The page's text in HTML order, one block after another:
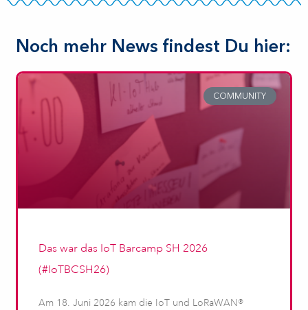
Noch mehr News findest Du hier:
COMMUNITY
Das war das IoT Barcamp SH 2026
(#IoTBCSH26)
Am 18. Juni 2026 kam die IoT und LoRaWAN®